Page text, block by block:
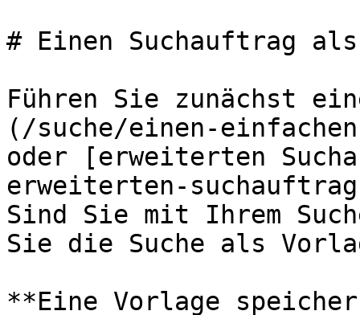
# Einen Suchauftrag als
Führen Sie zunächst
(/suche/einen-
oder [erweiterten
erweiterten-
Sind Sie mit Ihrem
Sie die Suche als
**Eine Vorlage